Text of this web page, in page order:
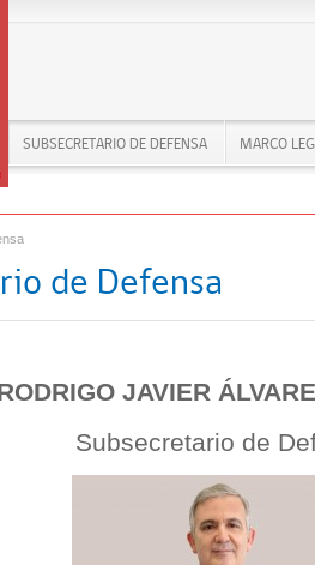
SUBSECRETARIO DE DEFENSA MARCO
de Defensa
JAVIER
Subsecretario de